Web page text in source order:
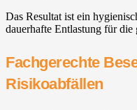
Das Resultat ist ein
dauerhafte Entlastung für die
Fachgerechte
Risikoabfällen